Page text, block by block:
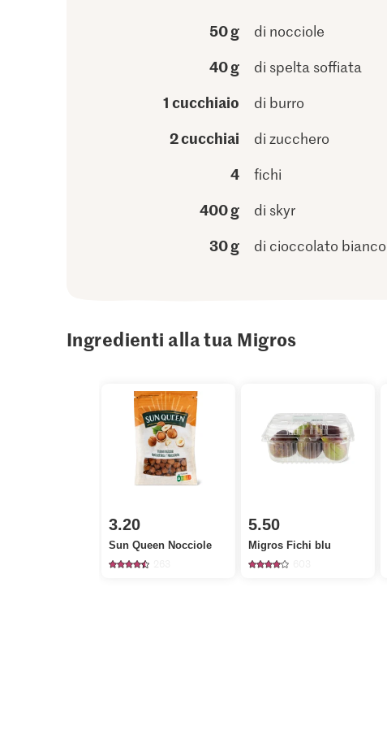
50 g di nocciole
40 g di spelta soffiata
1 cucchiaio di burro
2 cucchiai di zucchero
4 fichi
400 g di skyr
30 g di cioccolato bianco
Ingredienti alla tua Migros
3.20
Sun Queen Nocciole
5.50
Migros Fichi blu